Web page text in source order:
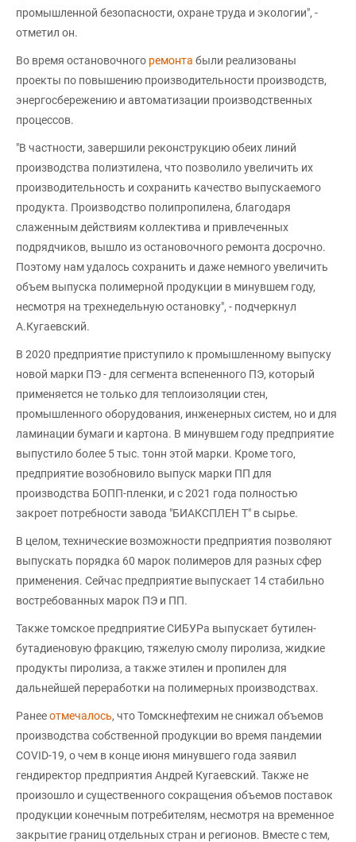
промышленной безопасности, охране труда и экологии", -
отметил он.
Во время остановочного ремонта были реализованы
проекты по повышению производительности производств,
энергосбережению и автоматизации производственных
процессов.
"В частности, завершили реконструкцию обеих линий
производства полиэтилена, что позволило увеличить их
производительность и сохранить качество выпускаемого
продукта. Производство полипропилена, благодаря
слаженным действиям коллектива и привлеченных
подрядчиков, вышло из остановочного ремонта досрочно.
Поэтому нам удалось сохранить и даже немного увеличить
объем выпуска полимерной продукции в минувшем году,
несмотря на трехнедельную остановку", - подчеркнул
А.Кугаевский.
В 2020 предприятие приступило к промышленному выпуску
новой марки ПЭ - для сегмента вспененного ПЭ, который
применяется не только для теплоизоляции стен,
промышленного оборудования, инженерных систем, но и для
ламинации бумаги и картона. В минувшем году предприятие
выпустило более 5 тыс. тонн этой марки. Кроме того,
предприятие возобновило выпуск марки ПП для
производства БОПП-пленки, и с 2021 года полностью
закроет потребности завода "БИАКСПЛЕН Т" в сырье.
В целом, технические возможности предприятия позволяют
выпускать порядка 60 марок полимеров для разных сфер
применения. Сейчас предприятие выпускает 14 стабильно
востребованных марок ПЭ и ПП.
Также томское предприятие СИБУРа выпускает бутилен-
бутадиеновую фракцию, тяжелую смолу пиролиза, жидкие
продукты пиролиза, а также этилен и пропилен для
дальнейшей переработки на полимерных производствах.
Ранееотмечалось, что Томскнефтехим не снижал объемов
производства собственной продукции во время пандемии
COVID-19, о чем в конце июня минувшего года заявил
гендиректор предприятия Андрей Кугаевский. Также не
произошло и существенного сокращения объемов поставок
продукции конечным потребителям, несмотря на временное
закрытие границ отдельных стран и регионов. Вместе с тем,